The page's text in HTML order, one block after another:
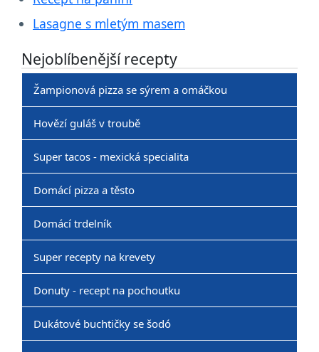
Lasagne s mletým masem
Nejoblíbenější recepty
Žampionová pizza se sýrem a omáčkou
Hovězí guláš v troubě
Super tacos - mexická specialita
Domácí pizza a těsto
Domácí trdelník
Super recepty na krevety
Donuty - recept na pochoutku
Dukátové buchtičky se šodó